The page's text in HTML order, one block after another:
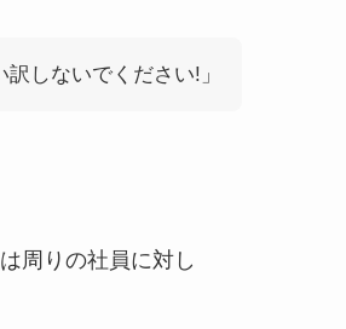
訳しないでください!」
周りの社員に対し